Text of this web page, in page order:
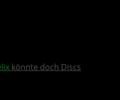
könnte doch Discs